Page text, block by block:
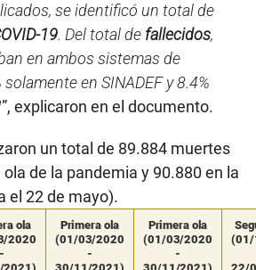
se identificó un total de
19. Del total de fallecidos,
en ambos sistemas de
en SINADEF y 8.4%
”, explicaron en el documento.
un total de 89.884 muertes
de la pandemia y 90.880 en la
el 22 de mayo).
ola
2020
-
Primera ola
(01/03/2020
-
Primera ola
(01/03/2020
-
(01/